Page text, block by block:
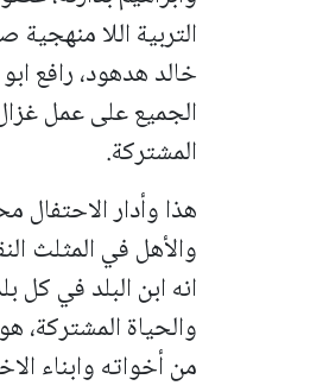
التربية اللا
خالد هدهود، رافع
الجميع على عمل
المشتركة.
هذا وأدار
والأهل في المثلث
انه ابن البلد في
والحياة المشتركة،
من أخواته وابناء